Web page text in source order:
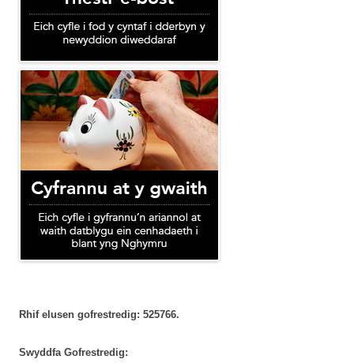
Rhif elusen gofrestredig: 525766.
Swyddfa Gofrestredig: